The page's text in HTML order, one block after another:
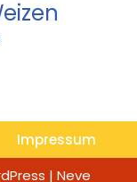
Impressum
| Neve